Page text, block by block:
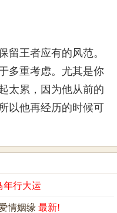
留王者应有的风范。
多重考虑。尤其是你
太累，因为他从前的
以他再经历的时候可
年行大运
情姻缘 最新!